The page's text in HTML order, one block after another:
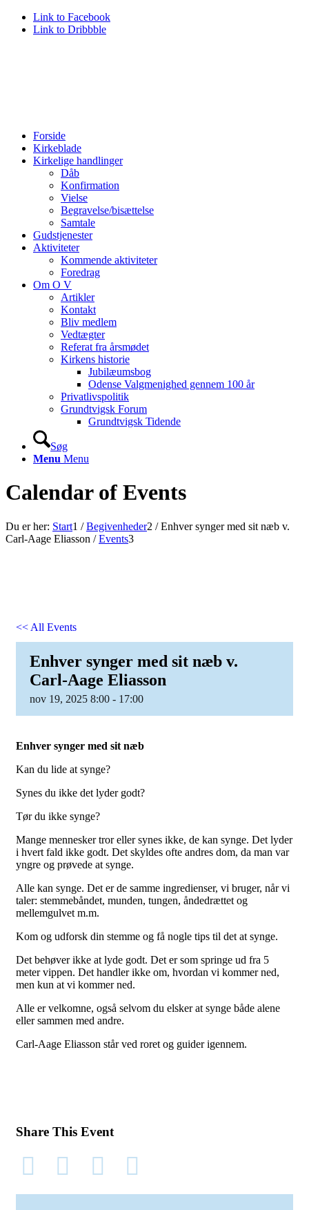
Link to Facebook
Link to Dribbble
Forside
Kirkeblade
Kirkelige handlinger
Dåb
Konfirmation
Vielse
Begravelse/bisættelse
Samtale
Gudstjenester
Aktiviteter
Kommende aktiviteter
Foredrag
Om O V
Artikler
Kontakt
Bliv medlem
Vedtægter
Referat fra årsmødet
Kirkens historie
Jubilæumsbog
Odense Valgmenighed gennem 100 år
Privatlivspolitik
Grundtvigsk Forum
Grundtvigsk Tidende
Søg
Menu Menu
Calendar of Events
Du er her: Start1 / Begivenheder2 / Enhver synger med sit næb v.
Carl-Aage Eliasson / Events3
<< All Events
Enhver synger med sit næb v.
Carl-Aage Eliasson
nov 19, 2025 8:00 - 17:00
Enhver synger med sit næb
Kan du lide at synge?
Synes du ikke det lyder godt?
Tør du ikke synge?
Mange mennesker tror eller synes ikke, de kan synge. Det lyder
i hvert fald ikke godt. Det skyldes ofte andres dom, da man var
yngre og prøvede at synge.
Alle kan synge. Det er de samme ingredienser, vi bruger, når vi
taler: stemmebåndet, munden, tungen, åndedrættet og
mellemgulvet m.m.
Kom og udforsk din stemme og få nogle tips til det at synge.
Det behøver ikke at lyde godt. Det er som springe ud fra 5
meter vippen. Det handler ikke om, hvordan vi kommer ned,
men kun at vi kommer ned.
Alle er velkomne, også selvom du elsker at synge både alene
eller sammen med andre.
Carl-Aage Eliasson står ved roret og guider igennem.
Share This Event